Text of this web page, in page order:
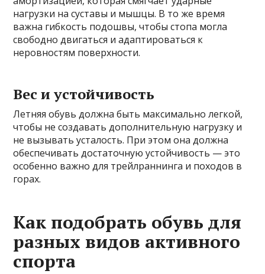
нагрузки на суставы и мышцы. В то же время
важна гибкость подошвы, чтобы стопа могла
свободно двигаться и адаптироваться к
неровностям поверхности.
Вес и устойчивость
Летняя обувь должна быть максимально легкой,
чтобы не создавать дополнительную нагрузку и
не вызывать усталость. При этом она должна
обеспечивать достаточную устойчивость — это
особенно важно для трейлраннинга и походов в
горах.
Как подобрать обувь для
разных видов активного
спорта